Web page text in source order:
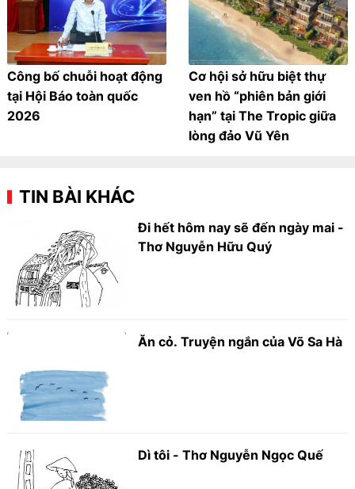
Công bố chuỗi hoạt động
tại Hội Báo toàn quốc
2026
Cơ hội sở hữu biệt thự
ven hồ “phiên bản giới
hạn” tại The Tropic giữa
lòng đảo Vũ Yên
TIN BÀI KHÁC
Đi hết hôm nay sẽ đến ngày mai -
Thơ Nguyễn Hữu Quý
Ăn cỏ. Truyện ngắn của Võ Sa Hà
Dì tôi - Thơ Nguyễn Ngọc Quế